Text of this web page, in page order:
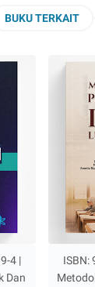
BUKU TERKAIT
4 |
Dan
ISBN: